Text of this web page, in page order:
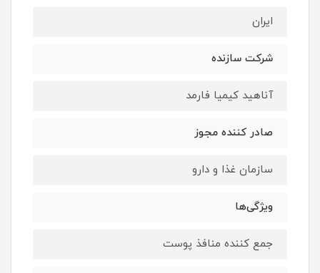
ایران
شرکت سازنده
آناهید کیمیا فارمد
صادر کننده مجوز
سازمان غذا و دارو
ویژگی‌ها
جمع کننده منافذ پوست